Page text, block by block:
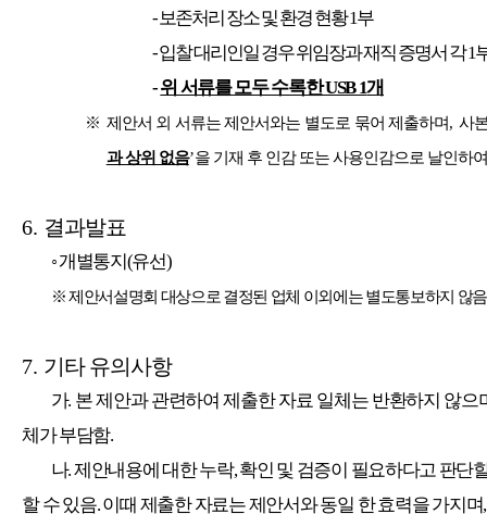
-보존처리 장소 및 환경 현황1부
-입찰 대리인일 경우 위임장과 재직 증명서 각1
-위 서류를 모두 수록한USB 1개
※ 제안서 외 서류는 제안서와는 별도로 묶어 제출하며, 사
과 상위 없음’을 기재 후 인감 또는 사용인감으로 날인하
6. 결과발표
◦개별통지(유선)
※제안서설명회 대상으로 결정된 업체 이외에는 별도통보하지 않음
7. 기타 유의사항
가. 본 제안과 관련하여 제출한 자료 일체는 반환하지 않으
체가 부담함.
나.제안내용에 대한 누락,확인 및 검증이 필요하다고 판단
할 수 있음.이때 제출한 자료는 제안서와 동일 한 효력을 가지며